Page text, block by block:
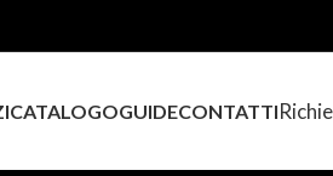
CATALOGOGUIDECONTATTI